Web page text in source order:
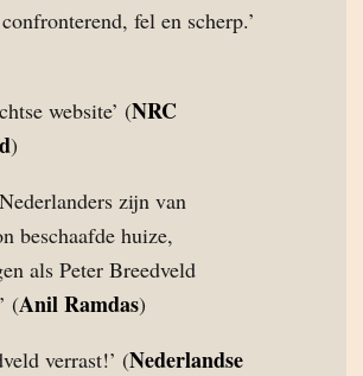
fel en scherp.’
website’ (NRC
)
zijn van
beschaafde huize,
als Peter Breedveld
(Anil Ramdas)
verrast!’ (Nederlandse